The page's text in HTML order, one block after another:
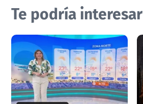
Te podría interesar